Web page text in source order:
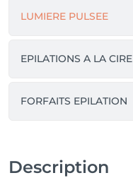
LUMIERE PULSEE
EPILATIONS A LA CIRE
FORFAITS EPILATION
Description